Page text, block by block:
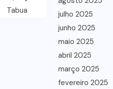
julho 2025
junho 2025
maio 2025
abril 2025
março 2025
fevereiro 2025